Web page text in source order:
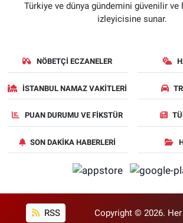
Türkiye ve dünya gündemini güvenilir ve
izleyicisine sunar.
NÖBETÇI ECZANELER
İSTANBUL NAMAZ VAKITLERI
PUAN DURUMU VE FIKSTÜR
SON DAKIKA HABERLERI
RSS Copyright © 2026. Her